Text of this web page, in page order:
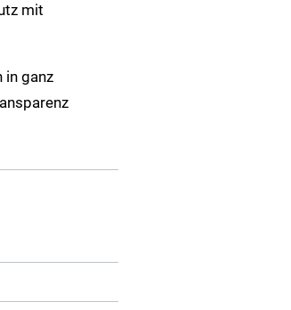
mit
in ganz